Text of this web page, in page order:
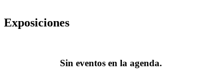
Exposiciones
Sin eventos en la agenda.